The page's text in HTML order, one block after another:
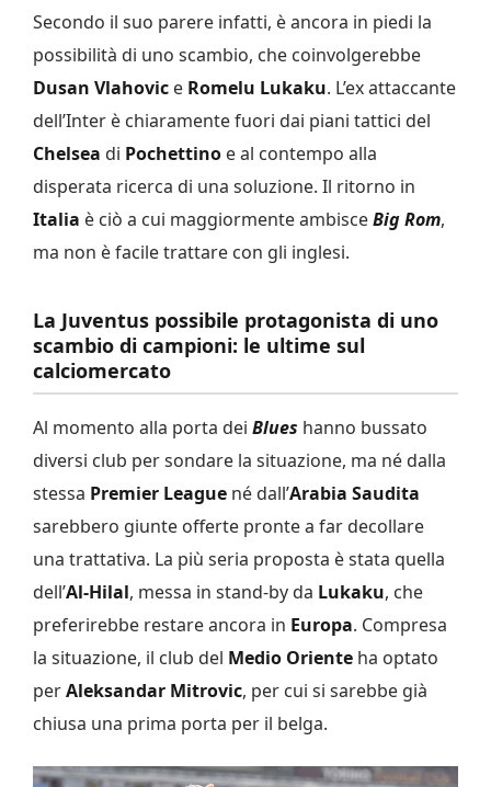
Secondo il suo parere infatti, è ancora in piedi la
possibilità di uno scambio, che coinvolgerebbe
Dusan Vlahovic e Romelu Lukaku. L’ex attaccante
dell’Inter è chiaramente fuori dai piani tattici del
Chelsea di Pochettino e al contempo alla
disperata ricerca di una soluzione. Il ritorno in
Italia è ciò a cui maggiormente ambisceBig Rom,
ma non è facile trattare con gli inglesi.
La Juventus possibile protagonista di uno
scambio di campioni: le ultime sul
calciomercato
Al momento alla porta dei Blues hanno bussato
diversi club per sondare la situazione, ma né dalla
stessa Premier League né dall’Arabia Saudita
sarebbero giunte offerte pronte a far decollare
una trattativa. La più seria proposta è stata quella
dell’Al-Hilal, messa in stand-by da Lukaku, che
preferirebbe restare ancora in Europa. Compresa
la situazione, il club del Medio Oriente ha optato
perAleksandar Mitrovic, per cui si sarebbe già
chiusa una prima porta per il belga.